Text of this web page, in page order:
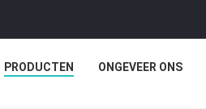
PRODUCTEN ONGEVEER ONS